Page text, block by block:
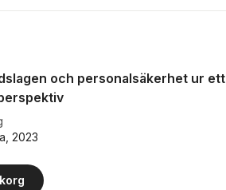
och personalsäkerhet ur ett
2023